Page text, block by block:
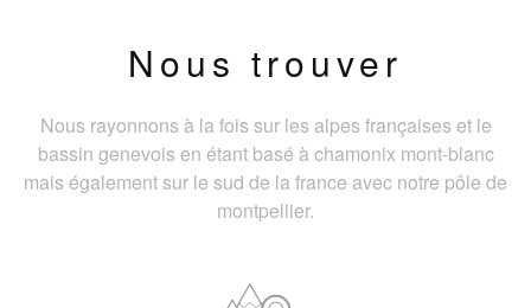
Nous trouver
Nous rayonnons à la fois sur les alpes françaises et le
bassin genevois en étant basé à chamonix mont-blanc
mais également sur le sud de la france avec notre pôle de
montpellier.